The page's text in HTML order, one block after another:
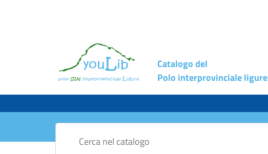
Catalogo del
Polo interprovinciale ligure
Cerca su "Catalogo"